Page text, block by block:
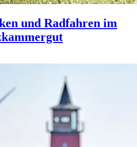
und Radfahren im